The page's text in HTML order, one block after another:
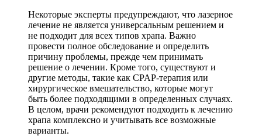
Некоторые эксперты предупреждают, что лазерное
лечение не является универсальным решением и
не подходит для всех типов храпа. Важно
провести полное обследование и определить
причину проблемы, прежде чем принимать
решение о лечении. Кроме того, существуют и
другие методы, такие как CPAP-терапия или
хирургическое вмешательство, которые могут
быть более подходящими в определенных случаях.
В целом, врачи рекомендуют подходить к лечению
храпа комплексно и учитывать все возможные
варианты.